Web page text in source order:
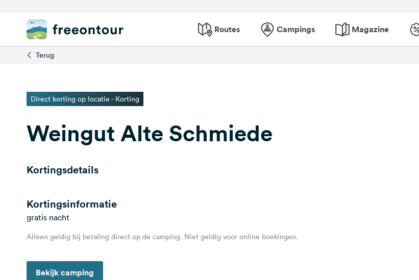
Routes Campings Magazine
Terug
Direct korting op locatie - Korting
Weingut Alte Schmiede
Kortingsdetails
Kortingsinformatie
gratis nacht
Alleen geldig bij betaling direct op de camping. Niet geldig voor online boekingen.
Bekijk camping